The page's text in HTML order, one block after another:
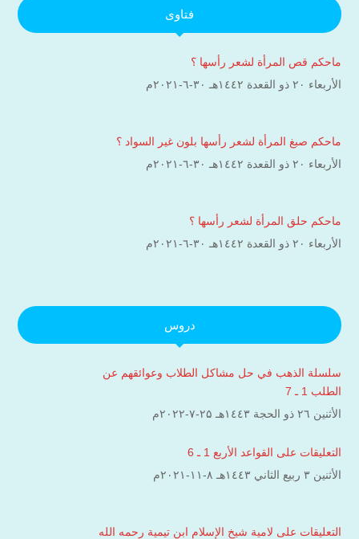
فتاوى
ماحكم قص المرأة لشعر رأسها ؟
الأربعاء ۲۰ ذو القعدة ۱٤٤۲هـ ۳۰-٦-۲۰۲۱م
ماحكم صبغ المرأة لشعر رأسها بلون غير السواد ؟
الأربعاء ۲۰ ذو القعدة ۱٤٤۲هـ ۳۰-٦-۲۰۲۱م
ماحكم حلق المرأة لشعر رأسها ؟
الأربعاء ۲۰ ذو القعدة ۱٤٤۲هـ ۳۰-٦-۲۰۲۱م
دروس
سلسلة الذهب في حل مشاكل الطلاب وعوائقهم عن
الطلب 1 ـ 7
الأثنين ۲٦ ذو الحجة ۱٤٤۳هـ ۲۵-۷-۲۰۲۲م
التعليقات على القواعد الأربع 1 ـ 6
الأثنين ۳ ربيع الثاني ۱٤٤۳هـ ۸-۱۱-۲۰۲۱م
التعليقات على لامية شيخ الإسلام ابن تيمية رحمه الله